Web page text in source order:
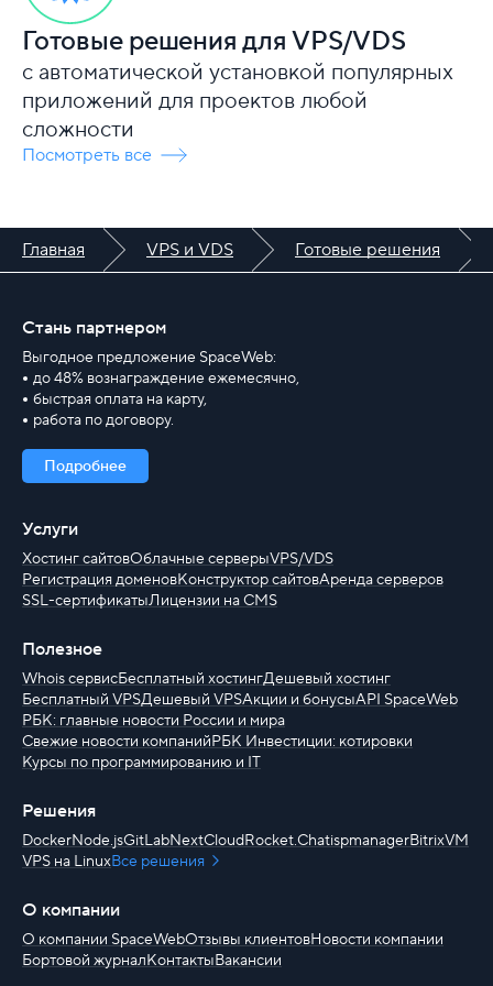
Готовые решения для VPS/VDS
с автоматической установкой популярных
приложений для проектов любой
сложности
Посмотреть все
Главная VPS и VDS Готовые решения
Стань партнером
Выгодное предложение SpaceWeb:
до 48% вознаграждение ежемесячно,
быстрая оплата на карту,
работа по договору.
Подробнее
Услуги
Хостинг сайтовОблачные серверыVPS/VDS
Регистрация доменовКонструктор сайтовАренда серверов
SSL-сертификатыЛицензии на CMS
Полезное
Whois сервисБесплатный хостингДешевый хостинг
Бесплатный VPSДешевый VPSАкции и бонусыAPI SpaceWeb
РБК: главные новости России и мира
Свежие новости компанийРБК Инвестиции: котировки
Курсы по программированию и IT
Решения
DockerNode.jsGitLabNextCloudRocket.ChatispmanagerBitrixVM
VPS на LinuxВсе решения
О компании
О компании SpaceWebОтзывы клиентовНовости компании
Бортовой журналКонтактыВакансии